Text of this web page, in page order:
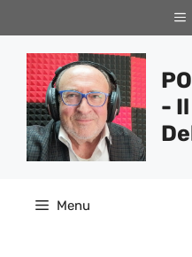
al
contenuto
-
Menu